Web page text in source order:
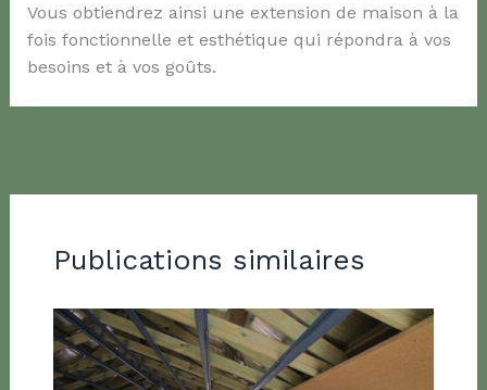
Vous obtiendrez ainsi une extension de maison à la
fois fonctionnelle et esthétique qui répondra à vos
besoins et à vos goûts.
Publications similaires